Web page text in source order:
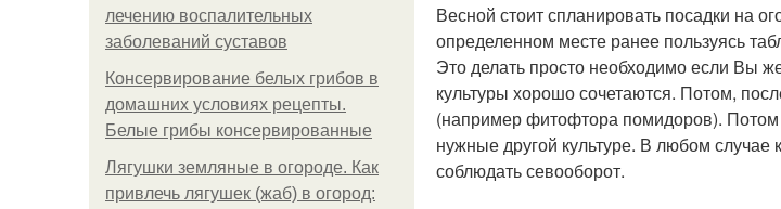
лечению воспалительных
заболеваний суставов
Консервирование белых грибов в
домашних условиях рецепты.
Белые грибы консервированные
Лягушки земляные в огороде. Как
привлечь лягушек (жаб) в огород:
Весной стоит спланировать посадки на
определенном месте ранее пользуясь
Это делать просто необходимо если Вы
культуры хорошо сочетаются. Потом,
(например фитофтора помидоров).
нужные другой культуре. В любом
соблюдать севооборот.